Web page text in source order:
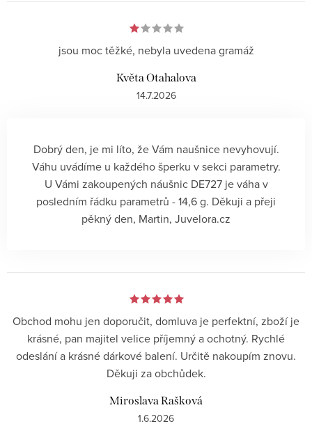
jsou moc těžké, nebyla uvedena gramáž
Květa Otahalova
14.7.2026
Dobrý den, je mi líto, že Vám naušnice nevyhovují.
Váhu uvádíme u každého šperku v sekci parametry.
U Vámi zakoupených náušnic DE727 je váha v
posledním řádku parametrů - 14,6 g. Děkuji a přeji
pěkný den, Martin, Juvelora.cz
Obchod mohu jen doporučit, domluva je perfektní, zboží je
krásné, pan majitel velice příjemný a ochotný. Rychlé
odeslání a krásné dárkové balení. Určitě nakoupím znovu.
Děkuji za obchůdek.
Miroslava Rašková
1.6.2026